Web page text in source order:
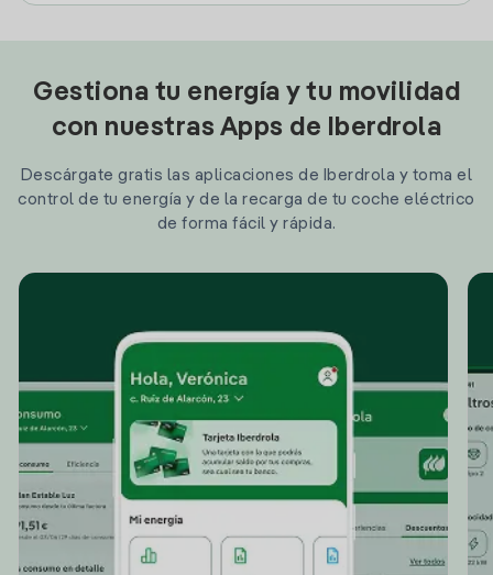
Gestiona tu energía y tu movilidad
con nuestras Apps de Iberdrola
Descárgate gratis las aplicaciones de Iberdrola y toma el
control de tu energía y de la recarga de tu coche eléctrico
de forma fácil y rápida.